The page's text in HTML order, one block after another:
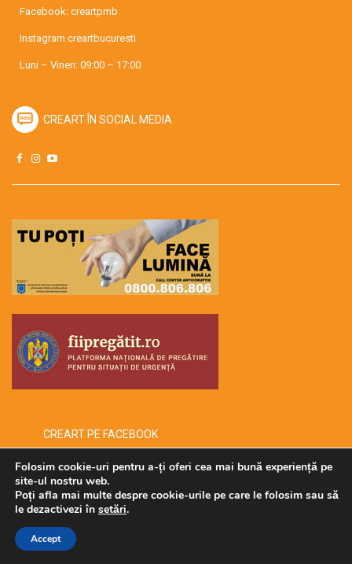
Facebook: creartpmb
Instagram creartbucuresti
Luni – Vineri: 09:00 – 17:00
CREART ÎN SOCIAL MEDIA
CREART PE FACEBOOK
Copyright © 2026 -creart-
Folosim cookie-uri pentru a-ți oferi cea mai bună experiență pe
site-ul nostru web.
Poți afla mai multe despre cookie-urile pe care le folosim sau să
le dezactivezi în setări.
Accept